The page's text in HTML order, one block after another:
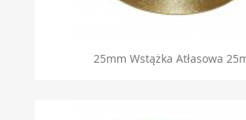
25mm Wstążka Atłasowa